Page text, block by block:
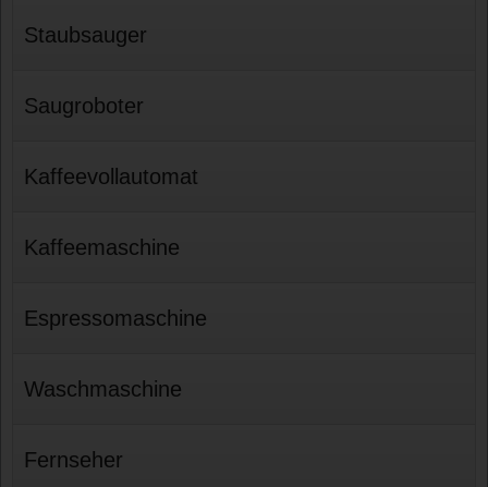
Staubsauger
Saugroboter
Kaffeevollautomat
Kaffeemaschine
Espressomaschine
Waschmaschine
Fernseher